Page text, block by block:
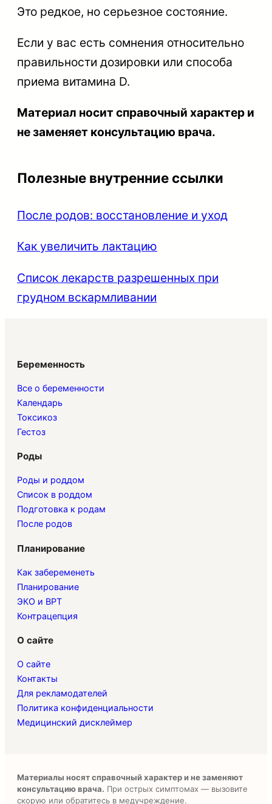
Это редкое, но серьезное состояние.
Если у вас есть сомнения относительно
правильности дозировки или способа
приема витамина D.
Материал носит справочный характер и
не заменяет консультацию врача.
Полезные внутренние ссылки
После родов: восстановление и уход
Как увеличить лактацию
Список лекарств разрешенных при
грудном вскармливании
Беременность
Все о беременности
Календарь
Токсикоз
Гестоз
Роды
Роды и роддом
Список в роддом
Подготовка к родам
После родов
Планирование
Как забеременеть
Планирование
ЭКО и ВРТ
Контрацепция
О сайте
О сайте
Контакты
Для рекламодателей
Политика конфиденциальности
Медицинский дисклеймер
Материалы носят справочный характер и не заменяют
консультацию врача. При острых симптомах — вызовите
скорую или обратитесь в медучреждение.